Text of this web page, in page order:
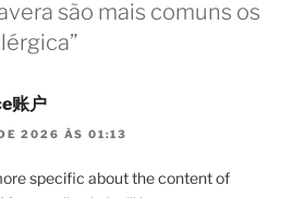
são mais comuns os
账户
2026 ÀS 01:13
specific about the content of